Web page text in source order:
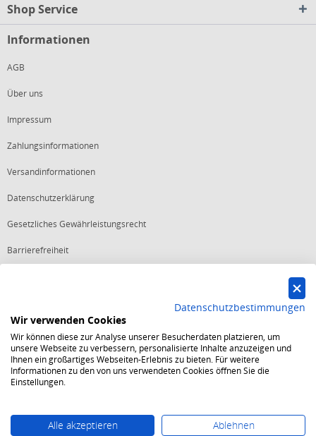
Shop Service
Informationen
AGB
Über uns
Impressum
Zahlungsinformationen
Versandinformationen
Datenschutzerklärung
Gesetzliches Gewährleistungsrecht
Barrierefreiheit
Starker Service
Shops mit dem Excellent Shop Award stehen seit mehr als 5,
10, 15 oder 20 Jahren für ein sicheres und angenehmes
Einkaufserlebnis.
Echte Verlässlichkeit
Jede Bestellung ist durch den Trusted Shops Käuferschutz
Datenschutzbestimmungen
Wir verwenden Cookies
Wir können diese zur Analyse unserer Besucherdaten platzieren, um
unsere Webseite zu verbessern, personalisierte Inhalte anzuzeigen und
Ihnen ein großartiges Webseiten-Erlebnis zu bieten. Für weitere
Informationen zu den von uns verwendeten Cookies öffnen Sie die
Einstellungen.
Alle akzeptieren Ablehnen